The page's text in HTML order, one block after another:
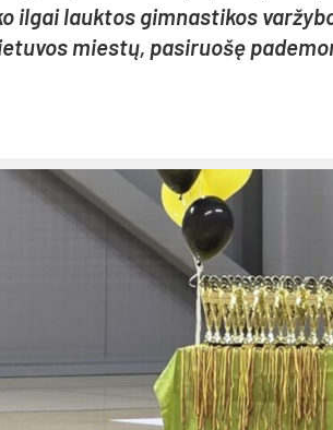
il­gai lauk­tos gim­nas­ti­kos
mies­tų, pa­si­ruo­šę